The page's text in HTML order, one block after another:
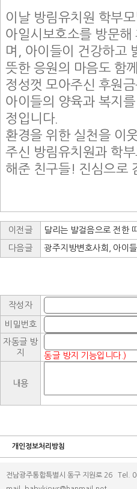
이날 방림유치원 학부
아일시보호소를 방문
며, 아이들이 건강하고
뜻한 응원의 마음도 함
정성껏 모아주신 후원
아이들의 양육과 복지
정입니다.
환경을 위한 실천을 이
주신 방림유치원과 학
해준 친구들! 진심으로
이전글 달리는 발걸음으로 전한
다음글 광주지방변호사회, 아이
작성자
비밀번호
자동글 방
지
동글 방지 기능입니다.)
내용
개인정보처리방침
전남광주통합특별시 동구 지원로 26